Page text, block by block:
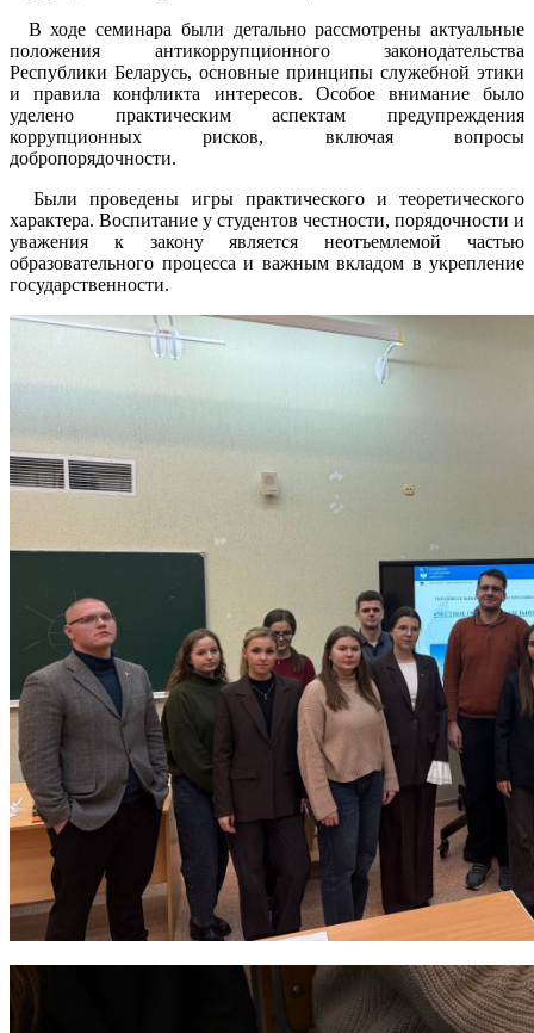
В ходе семинара были детально рассмотрены актуальные
положения антикоррупционного законодательства
Республики Беларусь, основные принципы служебной этики
и правила конфликта интересов. Особое внимание было
уделено практическим аспектам предупреждения
коррупционных рисков, включая вопросы
добропорядочности.
Были проведены игры практического и теоретического
характера. Воспитание у студентов честности, порядочности и
уважения к закону является неотъемлемой частью
образовательного процесса и важным вкладом в укрепление
государственности.